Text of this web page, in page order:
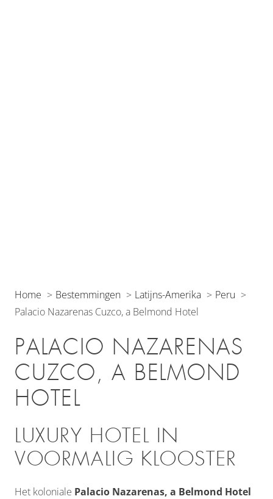
Home Bestemmingen Latijns-Amerika
Peru
Palacio Nazarenas Cuzco, a Belmond Hotel
PALACIO NAZARENAS
CUZCO, A BELMOND
HOTEL
LUXURY HOTEL IN
VOORMALIG KLOOSTER
Het koloniale Palacio Nazarenas, a Belmond Hotel